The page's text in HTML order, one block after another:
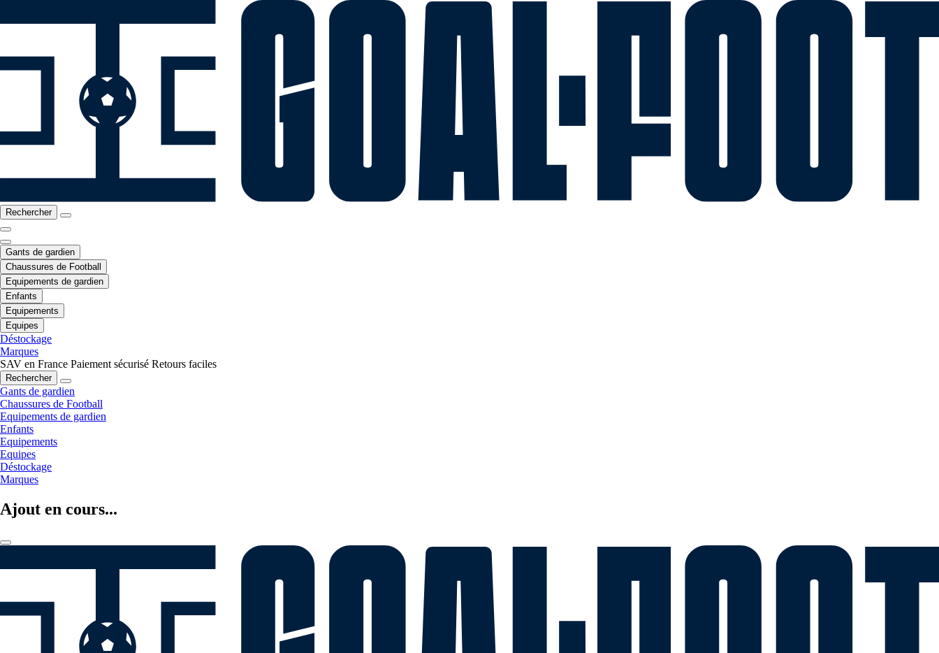
Rechercher
Gants de gardien
Chaussures de Football
Equipements de gardien
Enfants
Equipements
Equipes
Déstockage
Marques
SAV en France Paiement sécurisé Retours faciles
Rechercher
Gants de gardien
Chaussures de Football
Equipements de gardien
Enfants
Equipements
Equipes
Déstockage
Marques
Ajout en cours...